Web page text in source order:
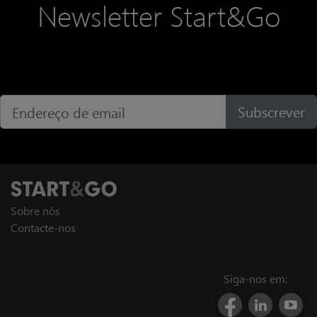
Newsletter Start&Go
Subscrever
Sobre nós
Contacte-nos
Siga-nos em: